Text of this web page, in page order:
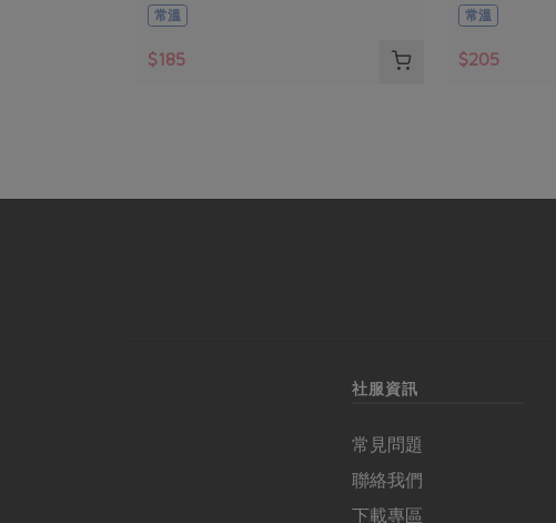
常溫
$185
常溫
$205
社服資訊
常見問題
聯絡我們
下載專區